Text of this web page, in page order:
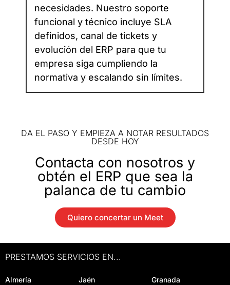
necesidades. Nuestro soporte
funcional y técnico incluye SLA
definidos, canal de tickets y
evolución del ERP para que tu
empresa siga cumpliendo la
normativa y escalando sin límites.
DA EL PASO Y EMPIEZA A NOTAR RESULTADOS
DESDE HOY
Contacta con nosotros y
obtén el ERP que sea la
palanca de tu cambio
Quiero concertar un Meet
PRESTAMOS SERVICIOS EN...
Almería Jaén
Granada